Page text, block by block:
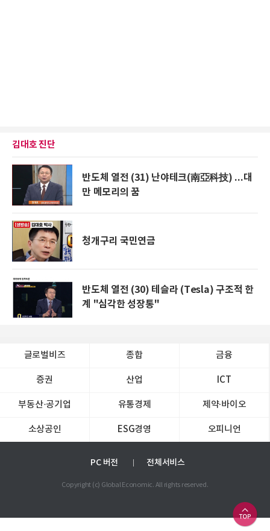
김대호 진단
반도체 열전 (31) 난야테크(南亞科技) ...대
만 메모리의 꿈
청개구리 국민연금
반도체 열전 (30) 테슬라 (Tesla) 구조적 한
계 "심각한 성장통"
글로벌비즈 종합 금융
증권 산업 ICT
부동산·공기업 유통경제 제약∙바이오
소상공인 ESG경영 오피니언
PC 버전 전체서비스
Copyright (c) Global Economic. All rights reserved.